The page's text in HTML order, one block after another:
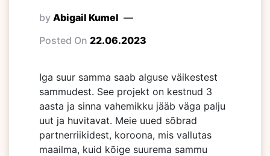
by Abigail Kumel
Posted On 22.06.2023
Iga suur samma saab alguse väikestest
sammudest. See projekt on kestnud 3
aasta ja sinna vahemikku jääb väga palju
uut ja huvitavat. Meie uued sõbrad
partnerriikidest, koroona, mis vallutas
maailma, kuid kõige suurema sammu